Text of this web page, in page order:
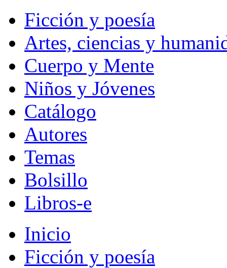
Ficción y poesía
Artes, ciencias y
Cuerpo y Mente
Niños y Jóvenes
Catálogo
Autores
Temas
Bolsillo
Libros-e
Inicio
Ficción y poesía